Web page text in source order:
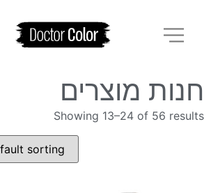
חנות מוצרים
Showing 13–24 of 56 results